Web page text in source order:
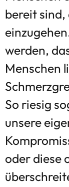
bereit sind,
werden,
Menschen
So riesig
unsere
oder diese